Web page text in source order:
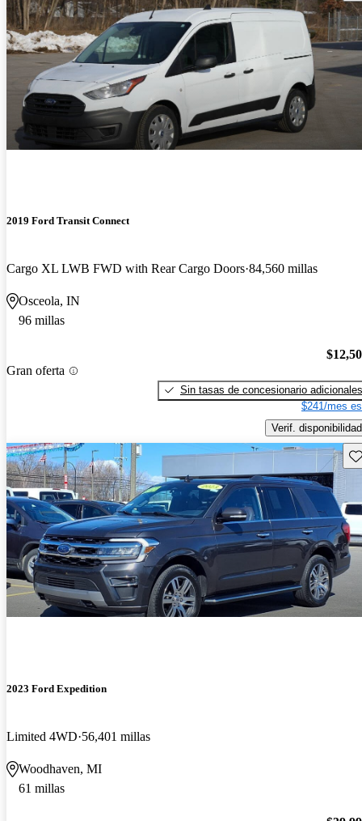
2019 Ford Transit Connect
Cargo XL LWB FWD with Rear Cargo Doors 84,560 millas
Osceola, IN
96 millas
Gran oferta
Sin tasas de concesionario adicionales
$241/mes
Verif. disponibilidad
2023 Ford Expedition
Limited 4WD 56,401 millas
Woodhaven, MI
61 millas